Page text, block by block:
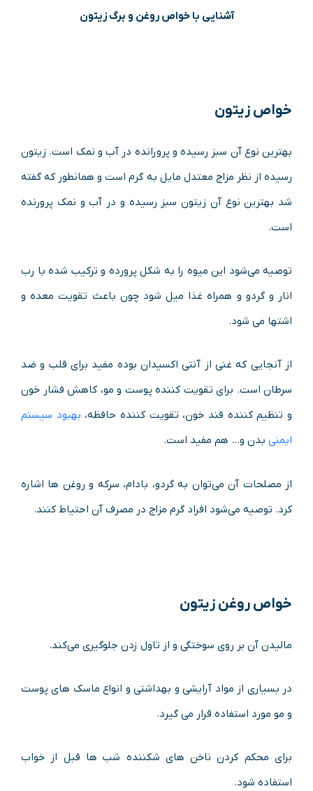
آشنایی با خواص روغن و برگ زیتون
خواص زیتون
بهترین نوع آن سبز رسیده و پرورانده در آب و نمک است. زیتون
رسیده از نظر مزاج معتدل مایل به گرم است و همانطور که گفته
شد بهترین نوع آن زیتون سبز رسیده و در آب و نمک پرورنده
است.
توصیه می‌شود این میوه را به شکل پرورده و ترکیب شده با رب
انار و گردو و همراه غذا میل شود چون باعث تقویت معده و
اشتها می شود.
از آنجایی که غنی از آنتی اکسیدان بوده مفید برای قلب و ضد
سرطان است. برای تقویت کننده پوست و مو، کاهش فشار خون
و تنظیم کننده قند خون، تقویت کننده حافظه، بهبود سیستم
ایمنی بدن و… هم مفید است.
از مصلحات آن می‌توان به گردو، بادام، سرکه و روغن ها اشاره
کرد. توصیه می‌شود افراد گرم مزاج در مصرف آن احتیاط کنند.
خواص روغن زیتون
مالیدن آن بر روی سوختگی و از تاول زدن جلوگیری می‌کند.
در بسیاری از مواد آرایشی و بهداشتی و انواع ماسک های پوست
و مو مورد استفاده قرار می گیرد.
برای محکم کردن ناخن های شکننده شب ها قبل از خواب
استفاده شود.